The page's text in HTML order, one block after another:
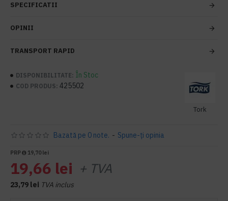
SPECIFICATII
OPINII
TRANSPORT RAPID
DISPONIBILITATE: În Stoc
COD PRODUS: 425502
Tork
Bazată pe 0 note. - Spune-ţi opinia
PRP 19,70 lei
19,66 lei + TVA
23,79 lei TVA inclus